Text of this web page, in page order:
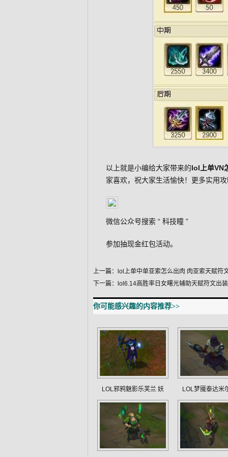
以上就是小编给大家带来的lol上单VN
家喜欢，祝大家生活愉快！更多实用
微信公众号搜索 “ 科技瞳 ”
参加抽现金红包活动。
上一篇：
lol上单中单亚索怎么出肉 肉亚索天赋符
下一篇：
lol6.14高胜率日女曙光辅助天赋符文出
你可能感兴趣的内容推荐>>
LOL邪鸦魅影乐芙兰 妖 LOL梦魇泰达米